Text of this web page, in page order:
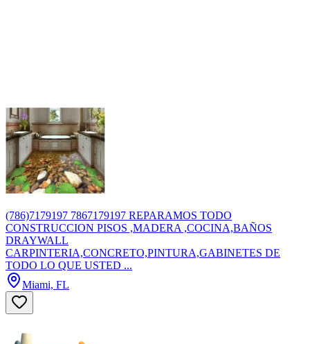
(786)7179197 7867179197 REPARAMOS TODO
CONSTRUCCION PISOS ,MADERA ,COCINA,BAÑOS
DRAYWALL
CARPINTERIA,CONCRETO,PINTURA,GABINETES DE
TODO LO QUE USTED ...
Miami, FL